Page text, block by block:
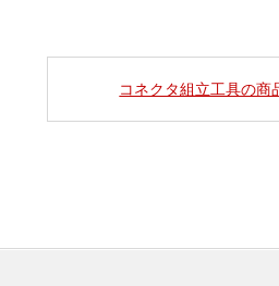
コネクタ組立工具の商